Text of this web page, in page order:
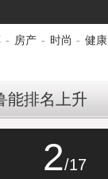
- 房产 - 时尚 - 健康
能排名上升
2/17